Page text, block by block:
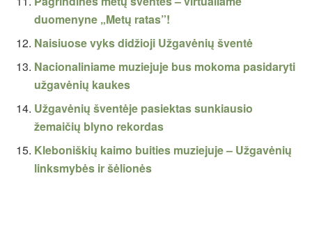
duomenyne „Metų ratas”!
Naisiuose vyks didžioji Užgavėnių šventė
Nacionaliniame muziejuje bus mokoma pasidaryti
užgavėnių kaukes
Užgavėnių šventėje pasiektas sunkiausio
žemaičių blyno rekordas
Kleboniškių kaimo buities muziejuje – Užgavėnių
linksmybės ir šėlionės